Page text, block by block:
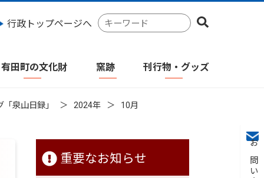
行政トップページへ
検
索
ワ
有田町の文化財 窯跡 刊行物・グッズ
泉山日録」 2024年
10月
重要なお知らせ